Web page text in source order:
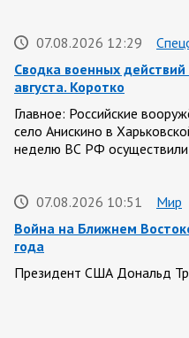
07.08.2026 12:29
Сводка военных
августа. Коротко
Главное: Российские
село Анискино в
неделю ВС РФ
07.08.2026 10:51
Мир
Война на Ближнем
года
Президент США Дональд